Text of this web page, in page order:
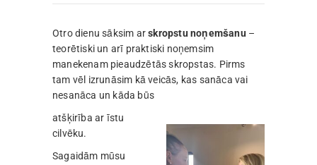
Otro dienu sāksim arskropstu noņemšanu –
teorētiski un arī praktiski noņemsim
manekenam pieaudzētās skropstas. Pirms
tam vēl izrunāsim kā veicās, kas sanāca vai
nesanāca un kāda būs
atšķirība ar īstu
cilvēku.
Sagaidām mūsu